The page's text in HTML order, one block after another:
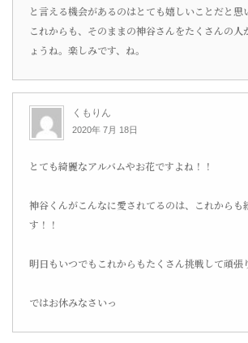
と言える機会があるのはとても嬉しいことだと思
これからも、そのままの神谷さんをたくさんの人
ょうね。楽しみです、ね。
くもりん
2020年 7月 18日
とても綺麗なアルバムやお花ですよね！！
神谷くんがこんなに愛されてるのは、これからも
す！！
明日もいつでもこれからもたくさん挑戦して頑張
ではお休みなさいっ